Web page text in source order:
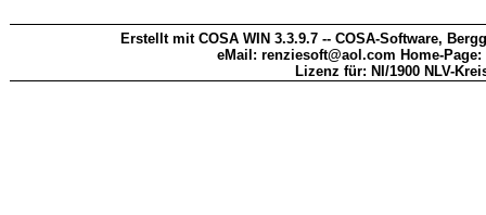
Erstellt mit COSA WIN 3.3.9.7 -- COSA-Software,
eMail: renziesoft@aol.com Home-Page:
Lizenz für: NI/1900 NLV-